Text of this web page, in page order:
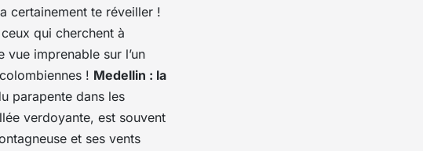
certainement te réveiller !
qui cherchent à
vue imprenable sur l’un
! Medellin : la
parapente dans les
verdoyante, est souvent
et ses vents